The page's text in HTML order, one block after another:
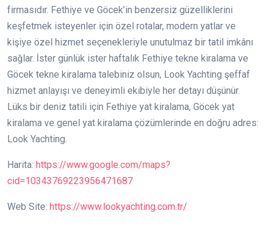
firmasıdır. Fethiye ve Göcek’in benzersiz güzelliklerini
keşfetmek isteyenler için özel rotalar, modern yatlar ve
kişiye özel hizmet seçenekleriyle unutulmaz bir tatil imkânı
sağlar. İster günlük ister haftalık Fethiye tekne kiralama ve
Göcek tekne kiralama talebiniz olsun, Look Yachting şeffaf
hizmet anlayışı ve deneyimli ekibiyle her detayı düşünür.
Lüks bir deniz tatili için Fethiye yat kiralama, Göcek yat
kiralama ve genel yat kiralama çözümlerinde en doğru adres:
Look Yachting.
Harita: https://www.google.com/maps?
cid=10343769223956471687
Web Site: https://www.lookyachting.com.tr/